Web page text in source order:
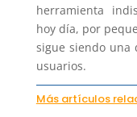
herramienta
hoy día, por
sigue siendo una
usuarios.
Más artículos